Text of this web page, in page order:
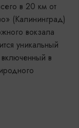
в 20 км от
(Калининград)
вокзала
уникальный
в